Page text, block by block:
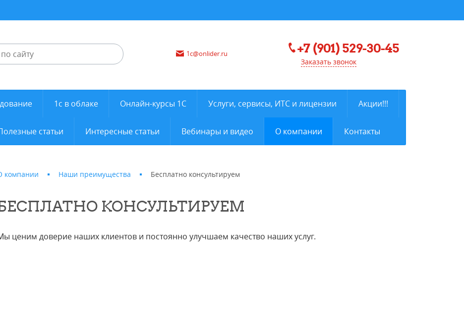
1c@onlider.ru +7 (901) 529-30-45
Заказать звонок
1с в облаке Онлайн-курсы 1С Услуги, сервисы, ИТС и лицензии Акции!!!
статьи Интересные статьи Вебинары и видео О компании Контакты
компании Наши преимущества Бесплатно консультируем
КОНСУЛЬТИРУЕМ
ценим доверие наших клиентов и постоянно улучшаем качество наших услуг.